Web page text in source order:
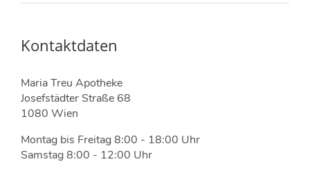
Kontaktdaten
Maria Treu Apotheke
Josefstädter Straße 68
1080 Wien
Montag bis Freitag 8:00 - 18:00 Uhr
Samstag 8:00 - 12:00 Uhr